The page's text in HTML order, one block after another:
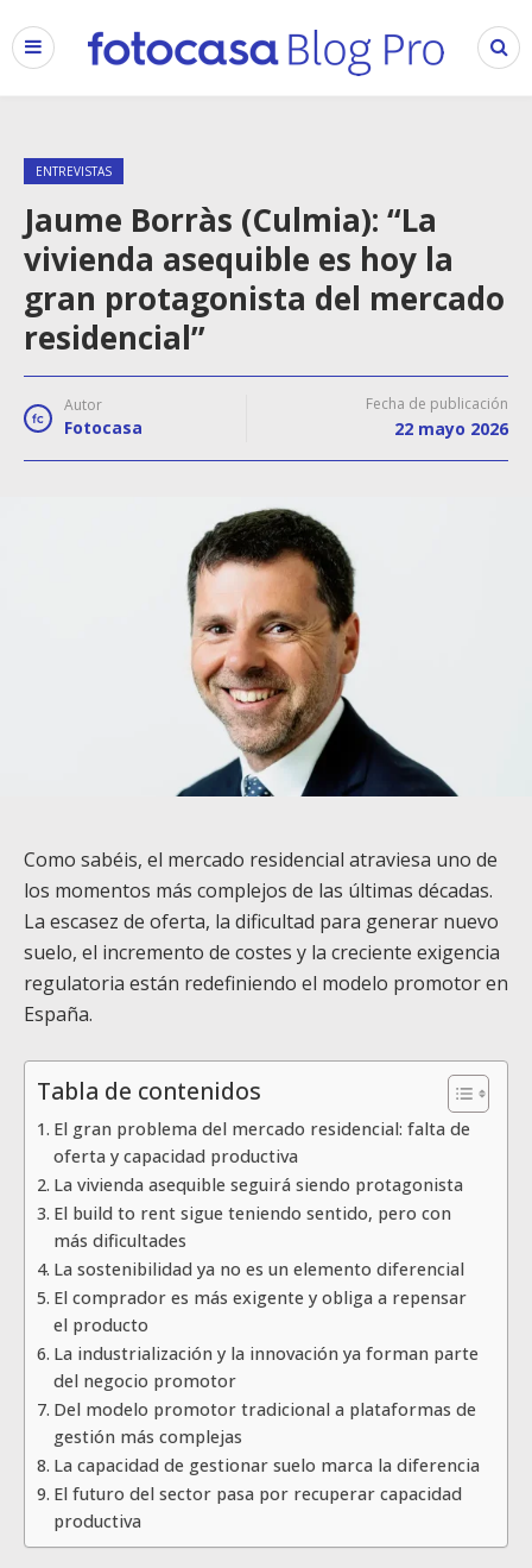
ENTREVISTAS
Jaume Borràs (Culmia): “La
vivienda asequible es hoy la
gran protagonista del mercado
residencial”
Autor
Fotocasa
Fecha de publicación
22 mayo 2026
Como sabéis, el mercado residencial atraviesa uno de
los momentos más complejos de las últimas décadas.
La escasez de oferta, la dificultad para generar nuevo
suelo, el incremento de costes y la creciente exigencia
regulatoria están redefiniendo el modelo promotor en
España.
Tabla de contenidos
El gran problema del mercado residencial: falta de
oferta y capacidad productiva
La vivienda asequible seguirá siendo protagonista
El build to rent sigue teniendo sentido, pero con
más dificultades
La sostenibilidad ya no es un elemento diferencial
El comprador es más exigente y obliga a repensar
el producto
La industrialización y la innovación ya forman parte
del negocio promotor
Del modelo promotor tradicional a plataformas de
gestión más complejas
La capacidad de gestionar suelo marca la diferencia
El futuro del sector pasa por recuperar capacidad
productiva